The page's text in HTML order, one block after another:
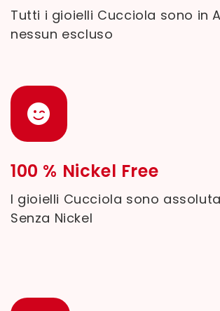
Tutti i gioielli Cucciola sono in
nessun escluso
100 % Nickel Free
I gioielli Cucciola sono
Senza Nickel